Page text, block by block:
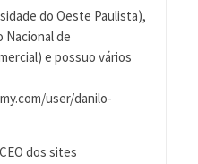
do Oeste Paulista),
Nacional de
e possuo vários
user/danilo-
dos sites